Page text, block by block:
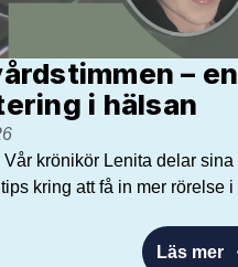
– en
i hälsan
krönikör Lenita delar sina
kring att få in mer rörelse i
Läs mer